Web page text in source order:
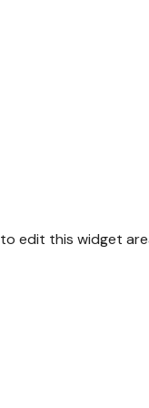
to edit this widget